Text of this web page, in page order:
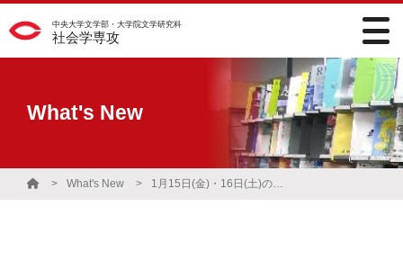
中央大学文学部・大学院文学研究科
社会学専攻
What's New
What's New 1月15日(金)・16日(土)の社会学研究室の開室について